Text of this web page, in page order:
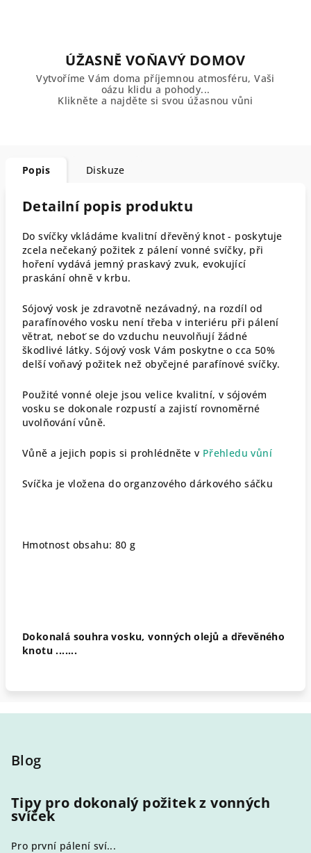
ÚŽASNĚ VOŇAVÝ DOMOV
Vytvoříme Vám doma příjemnou atmosféru, Vaši
oázu klidu a pohody...
Klikněte a najděte si svou úžasnou vůni
Popis Diskuze
Detailní popis produktu
Do svíčky vkládáme kvalitní dřevěný knot - poskytuje
zcela nečekaný požitek z pálení vonné svíčky, při
hoření vydává jemný praskavý zvuk, evokující
praskání ohně v krbu.
Sójový vosk je zdravotně nezávadný, na rozdíl od
parafínového vosku není třeba v interiéru při pálení
větrat, neboť se do vzduchu neuvolňují žádné
škodlivé látky. Sójový vosk Vám poskytne o cca 50%
delší voňavý požitek než obyčejné parafínové svíčky.
Použité vonné oleje jsou velice kvalitní, v sójovém
vosku se dokonale rozpustí a zajistí rovnoměrné
uvolňování vůně.
Vůně a jejich popis si prohlédněte v Přehledu vůní
Svíčka je vložena do organzového dárkového sáčku
Hmotnost obsahu: 80 g
Dokonalá souhra vosku, vonných olejů a dřevěného
knotu .......
Blog
Tipy pro dokonalý požitek z vonných
svíček
Pro první pálení sví...